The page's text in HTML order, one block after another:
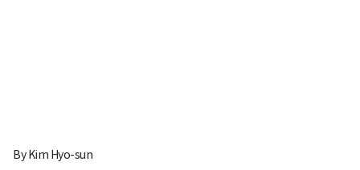
By Kim Hyo-sun